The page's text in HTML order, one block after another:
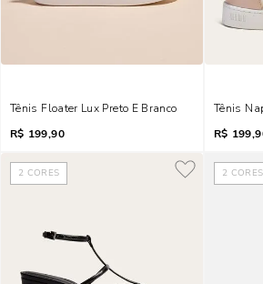
Tênis Floater Lux Preto E Branco
R$ 199,90
Tênis
R$
2 CORES 2 CORES